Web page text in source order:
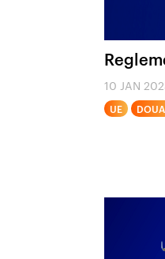
10 JAN
UE